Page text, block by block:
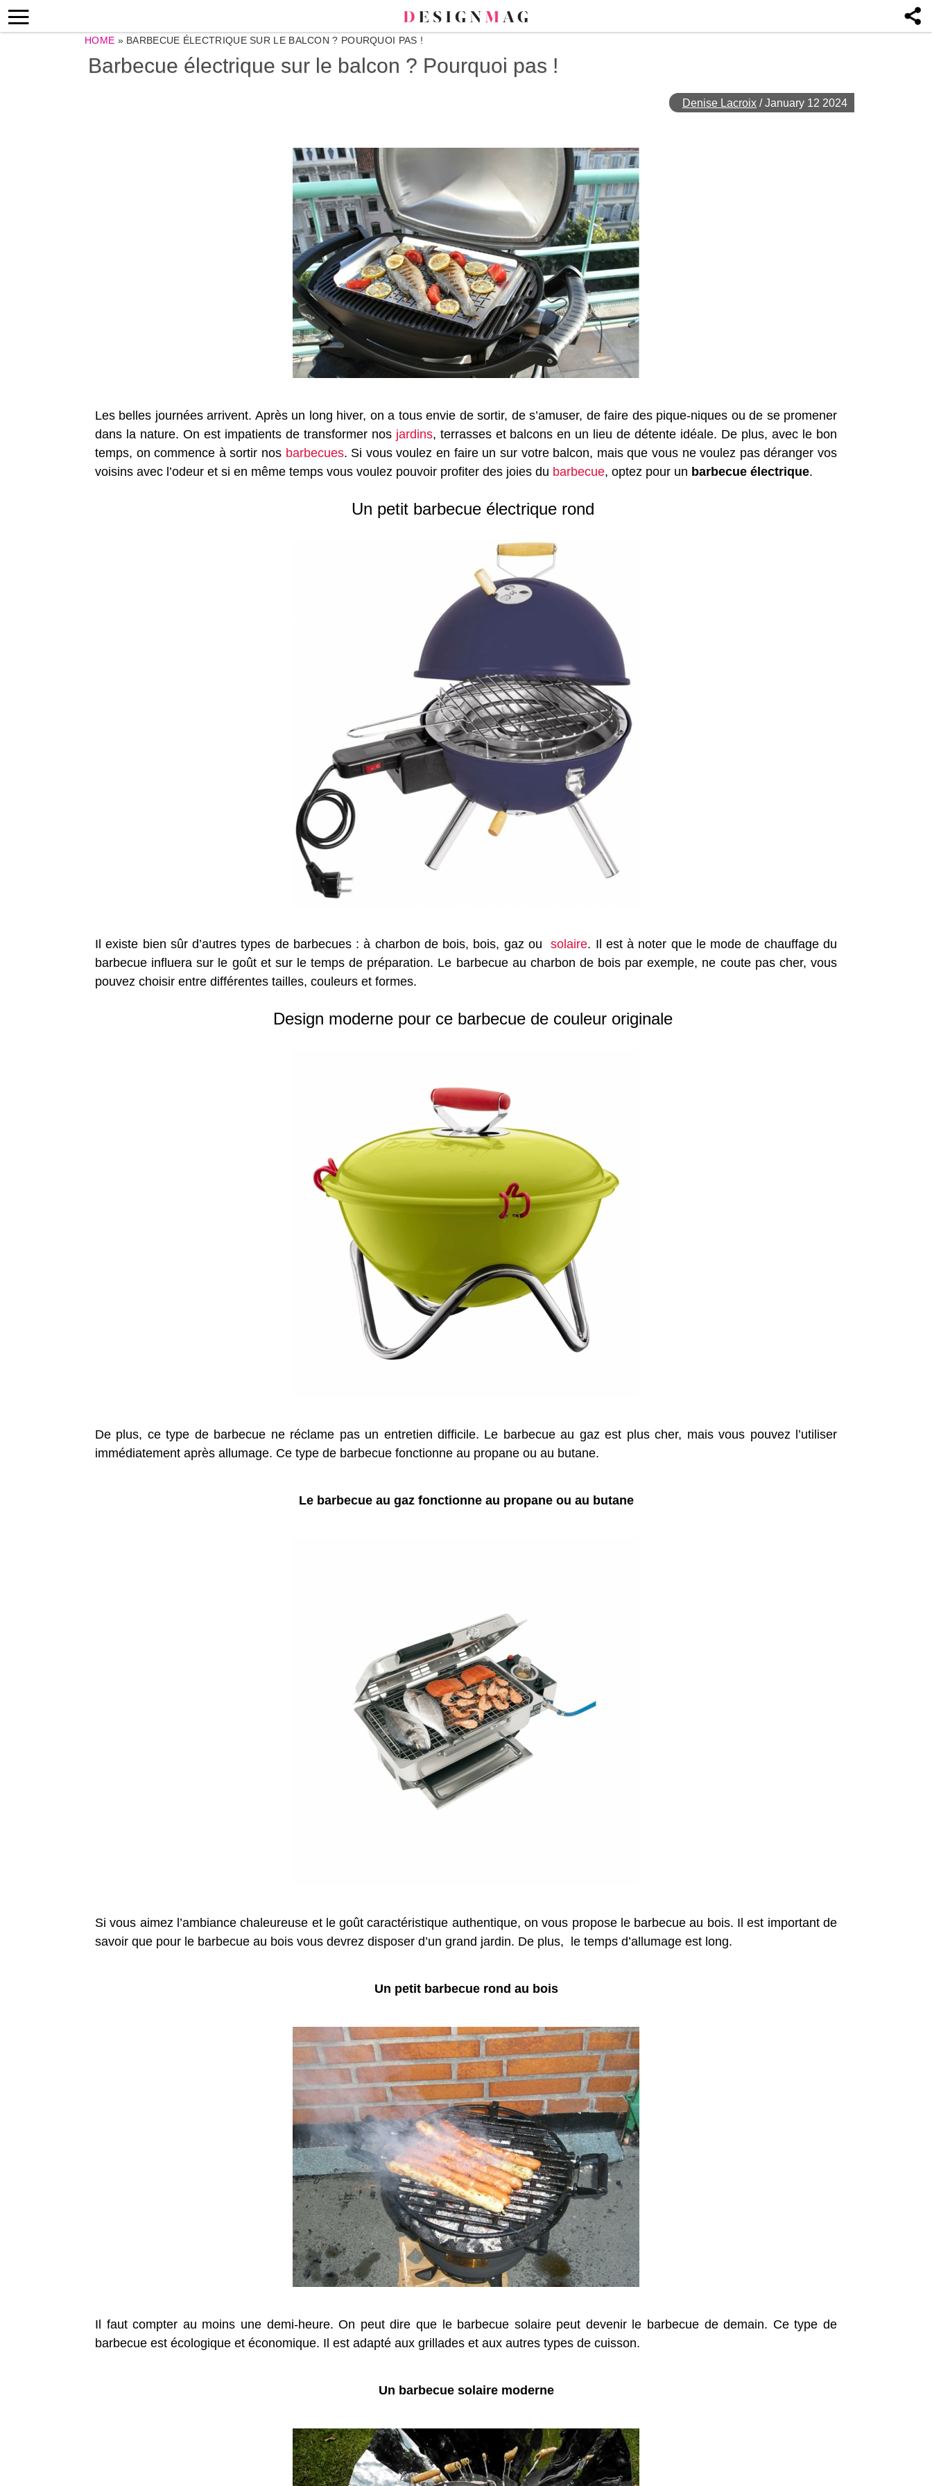
HOME » BARBECUE ÉLECTRIQUE SUR LE BALCON ? POURQUOI PAS !
Barbecue électrique sur le balcon ? Pourquoi pas !
Denise Lacroix /January 12 2024
Les belles journées arrivent. Après un long hiver, on a tous envie de sortir, de s’amuser, de faire des pique-niques ou de se promener
dans la nature. On est impatients de transformer nos jardins, terrasses et balcons en un lieu de détente idéale. De plus, avec le bon
temps, on commence à sortir nos barbecues. Si vous voulez en faire un sur votre balcon, mais que vous ne voulez pas déranger vos
voisins avec l’odeur et si en même temps vous voulez pouvoir profiter des joies du barbecue, optez pour un barbecue électrique.
Un petit barbecue électrique rond
Il existe bien sûr d’autres types de barbecues : à charbon de bois, bois, gaz ousolaire. Il est à noter que le mode de chauffage du
barbecue influera sur le goût et sur le temps de préparation. Le barbecue au charbon de bois par exemple, ne coute pas cher, vous
pouvez choisir entre différentes tailles, couleurs et formes.
Design moderne pour ce barbecue de couleur originale
De plus, ce type de barbecue ne réclame pas un entretien difficile. Le barbecue au gaz est plus cher, mais vous pouvez l’utiliser
immédiatement après allumage. Ce type de barbecue fonctionne au propane ou au butane.
Le barbecue au gaz fonctionne au propane ou au butane
Si vous aimez l’ambiance chaleureuse et le goût caractéristique authentique, on vous propose le barbecue au bois. Il est important de
savoir que pour le barbecue au bois vous devrez disposer d’un grand jardin. De plus, le temps d’allumage est long.
Un petit barbecue rond au bois
Il faut compter au moins une demi-heure. On peut dire que le barbecue solaire peut devenir le barbecue de demain. Ce type de
barbecue est écologique et économique. Il est adapté aux grillades et aux autres types de cuisson.
Un barbecue solaire moderne